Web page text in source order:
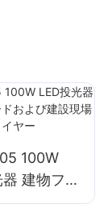
100W
建物ファ
よび建設現